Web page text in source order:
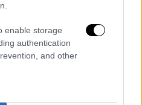
enable storage
authentication
and other